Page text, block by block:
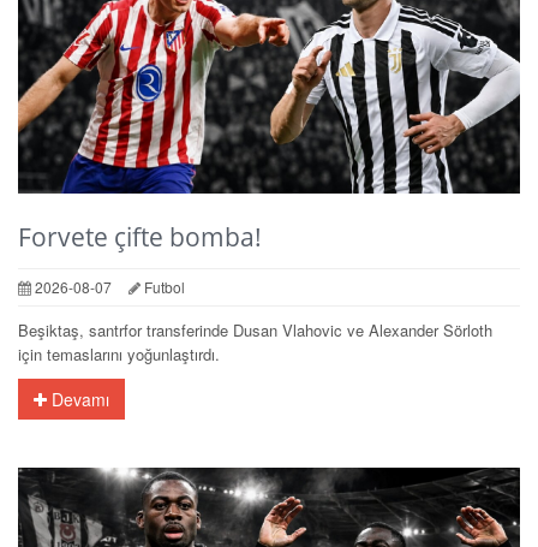
Forvete çifte bomba!
2026-08-07 Futbol
Beşiktaş, santrfor transferinde Dusan Vlahovic ve Alexander Sörloth
için temaslarını yoğunlaştırdı.
Devamı